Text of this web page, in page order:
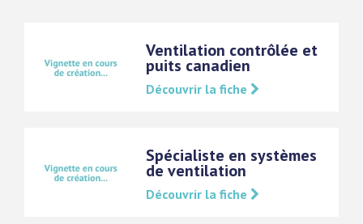
Ventilation contrôlée et
puits canadien
Découvrir la fiche
Spécialiste en systèmes
de ventilation
Découvrir la fiche